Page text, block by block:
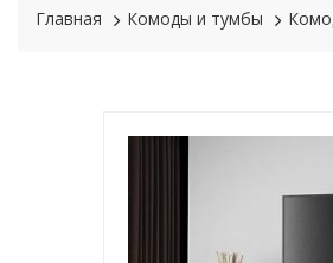
Главная Комоды и тумбы